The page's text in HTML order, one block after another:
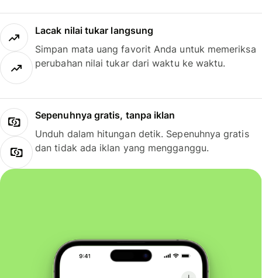
Lacak nilai tukar langsung
Simpan mata uang favorit Anda untuk memeriksa
perubahan nilai tukar dari waktu ke waktu.
Sepenuhnya gratis, tanpa iklan
Unduh dalam hitungan detik. Sepenuhnya gratis
dan tidak ada iklan yang mengganggu.